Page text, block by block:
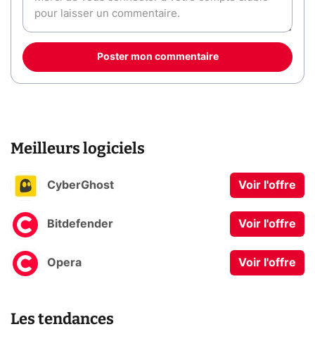
Poster mon commentaire
Meilleurs logiciels
CyberGhost Voir l'offre
Bitdefender Voir l'offre
Opera Voir l'offre
Les tendances